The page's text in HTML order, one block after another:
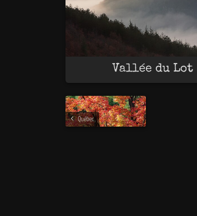
Vallée du Lot
Québec